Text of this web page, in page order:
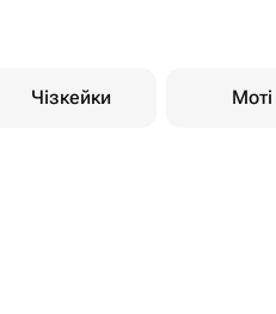
Чізкейки Моті